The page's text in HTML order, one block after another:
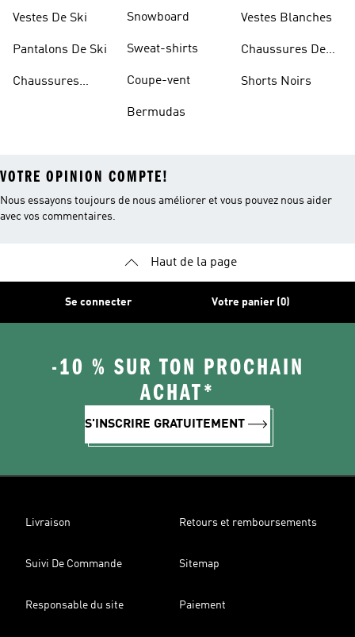
Vestes De Ski
Pantalons De Ski
Chaussures
Snowboard
Sweat-shirts
Coupe-vent
Bermudas
Vestes Blanches
Chaussures De
Shorts Noirs
VOTRE OPINION COMPTE!
Nous essayons toujours de nous améliorer et vous pouvez nous aider
avec vos commentaires.
Haut de la page
Se connecter Votre panier (0)
-10 % SUR TON PROCHAIN
ACHAT*
S'INSCRIRE GRATUITEMENT
Livraison Retours et remboursements
Suivi De Commande Sitemap
Responsable du site Paiement